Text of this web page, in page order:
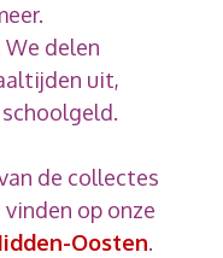
We delen
uit,
de collectes
op onze
Oosten.